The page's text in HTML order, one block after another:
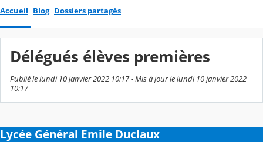
Accueil Blog Dossiers partagés
Délégués élèves premières
Publié le lundi 10 janvier 2022 10:17 - Mis à jour le lundi 10 janvier 2022
10:17
Lycée Général Emile Duclaux